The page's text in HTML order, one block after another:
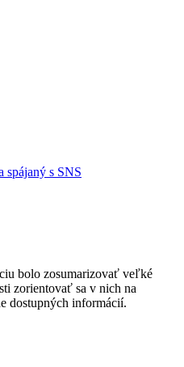
spájaný s SNS
bolo zosumarizovať veľké
zorientovať sa v nich na
dostupných informácií.